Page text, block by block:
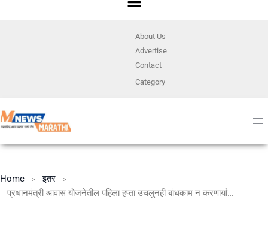
About Us
Advertise
Contact
Category
Home
इतर
प्रधानमंत्री आवास योजनेतील पहिला हप्ता उचलुनही बांधकाम न करणार्या लाभार्थ्यांनी घरकुलांचे बांधकाम तात्काळ सुरु करावे – मुख्यधिकारी